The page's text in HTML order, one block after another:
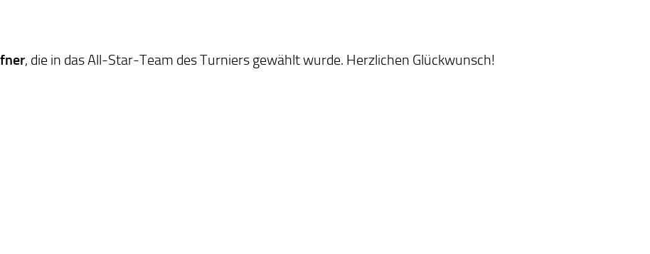
, die in das All-Star-Team des Turniers gewählt wurde. Herzlichen Glückwunsch!